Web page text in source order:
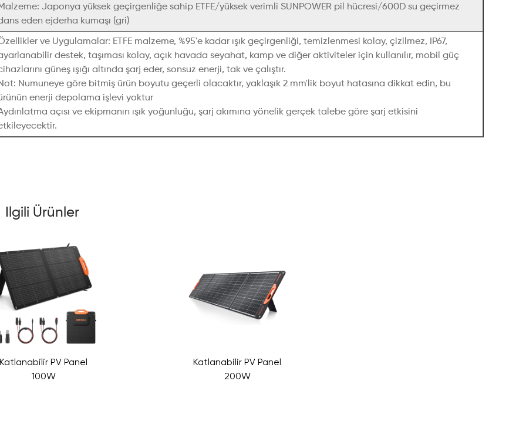
Japonya yüksek geçirgenliğe sahip ETFE/yüksek verimli SUNPOWER pil hücresi/600D su geçirmez
eden ejderha kumaşı (gri)
ve Uygulamalar: ETFE malzeme, %95'e kadar ışık geçirgenliği, temizlenmesi kolay, çizilmez, IP67,
destek, taşıması kolay, açık havada seyahat, kamp ve diğer aktiviteler için kullanılır, mobil güç
güneş ışığı altında şarj eder, sonsuz enerji, tak ve çalıştır.
Numuneye göre bitmiş ürün boyutu geçerli olacaktır, yaklaşık 2 mm'lik boyut hatasına dikkat edin, bu
enerji depolama işlevi yoktur
açısı ve ekipmanın ışık yoğunluğu, şarj akımına yönelik gerçek talebe göre şarj etkisini
Ilgili Ürünler
Katlanabilir PV Panel
100W
Katlanabilir PV Panel
200W